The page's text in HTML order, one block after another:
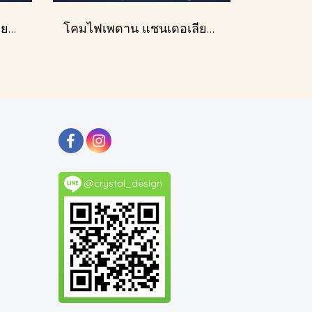
โคมไฟเพดาน แชนเดอเลียร์ รุ่น A028-D60 โคมไฟเพดาน แชนเดอเลียร์ รุ่น 1227
@crystal_design